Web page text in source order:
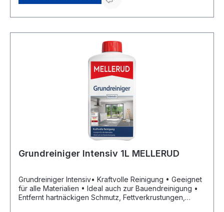
Grundreiniger Intensiv 1L MELLERUD
Grundreiniger Intensiv• Kraftvolle Reinigung • Geeignet
für alle Materialien • Ideal auch zur Bauendreinigung •
Entfernt hartnäckigen Schmutz, Fettverkrustungen,